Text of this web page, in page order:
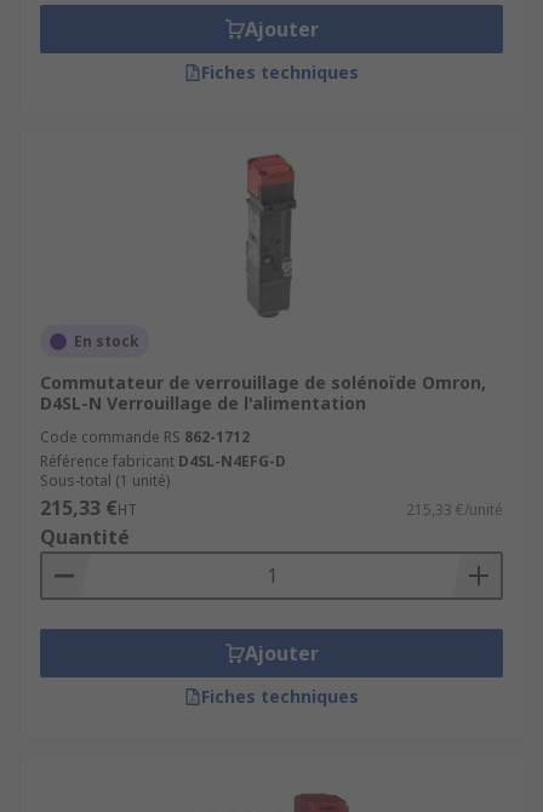
Ajouter
Fiches techniques
En stock
Commutateur de verrouillage de solénoïde Omron,
D4SL-N Verrouillage de l'alimentation
Code commande RS 862-1712
Référence fabricant D4SL-N4EFG-D
Sous-total (1 unité)
215,33 €HT 215,33 €/unité
Quantité
Ajouter
Fiches techniques